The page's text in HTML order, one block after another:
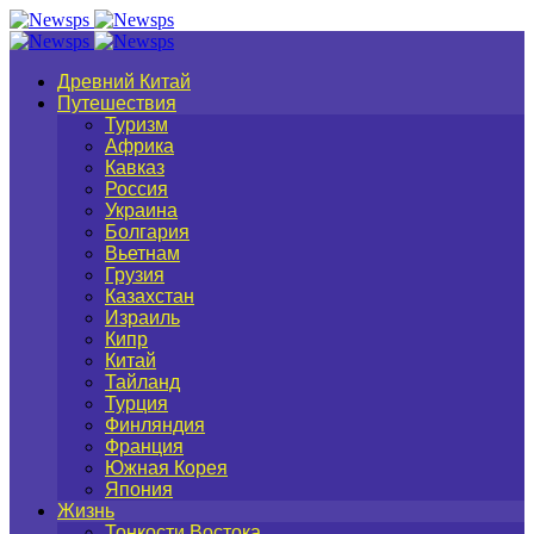
Древний Китай
Путешествия
Туризм
Африка
Кавказ
Россия
Украина
Болгария
Вьетнам
Грузия
Казахстан
Израиль
Кипр
Китай
Тайланд
Турция
Финляндия
Франция
Южная Корея
Япония
Жизнь